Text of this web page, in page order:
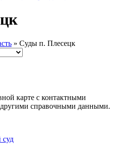
» Суды п. Плесецк
карте с контактными
справочными данными.